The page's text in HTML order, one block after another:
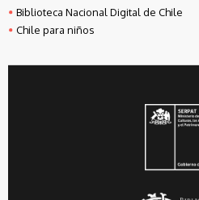
Biblioteca Nacional Digital de Chile
Chile para niños